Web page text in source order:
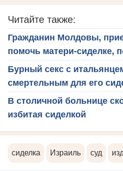
Читайте также:
Гражданин Молдовы,
помочь матери-сиделке,
Бурный секс с
смертельным для его
В столичной больнице
избитая сиделкой
сиделка Израиль суд